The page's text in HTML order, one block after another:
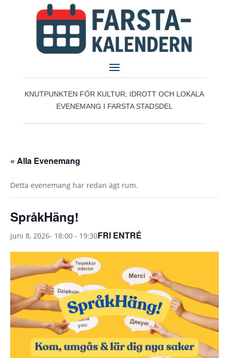
KNUTPUNKTEN FÖR KULTUR, IDROTT OCH LOKALA
EVENEMANG I FARSTA STADSDEL
« Alla Evenemang
Detta evenemang har redan ägt rum.
SpråkHäng!
juni 8, 2026- 18:00 - 19:30FRI ENTRÉ